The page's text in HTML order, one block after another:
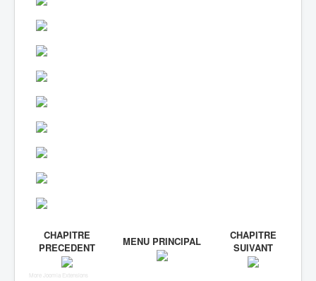
CHAPITRE
PRECEDENT
MENU PRINCIPAL
CHAPITRE
SUIVANT
More Joomla Extensions